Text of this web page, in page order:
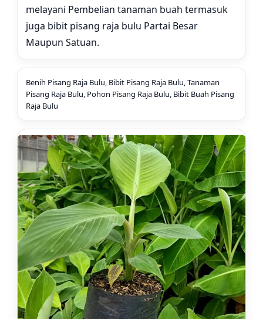
melayani Pembelian tanaman buah termasuk
juga bibit pisang raja bulu Partai Besar
Maupun Satuan.
Benih Pisang Raja Bulu, Bibit Pisang Raja Bulu, Tanaman
Pisang Raja Bulu, Pohon Pisang Raja Bulu, Bibit Buah Pisang
Raja Bulu